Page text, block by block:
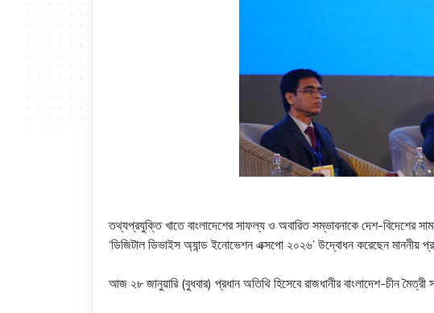
তথ্যপ্রযুক্তি খাতে বাংলাদেশের সাফল্য ও অবারিত সম্ভাবনাকে দেশ-বিদেশের
‘ডিজিটাল ডিভাইস অ্যান্ড ইনোভেশন এক্সপো ২০২৬’ উদ্বোধন করেছেন মাননীয়
আজ ২৮ জানুয়ারি (বুধবার) প্রধান অতিথি হিসেবে রাজধানীর বাংলাদেশ-চীন মৈত্রী